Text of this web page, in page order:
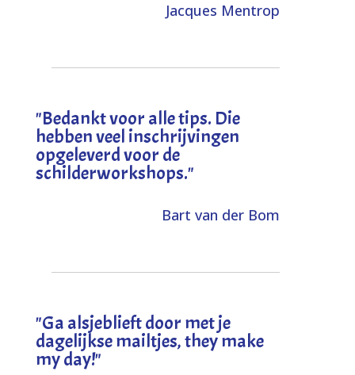
Jacques Mentrop
"Bedankt voor alle tips. Die
hebben veel inschrijvingen
opgeleverd voor de
schilderworkshops."
Bart van der Bom
"Ga alsjeblieft door met je
dagelijkse mailtjes, they make
my day!"